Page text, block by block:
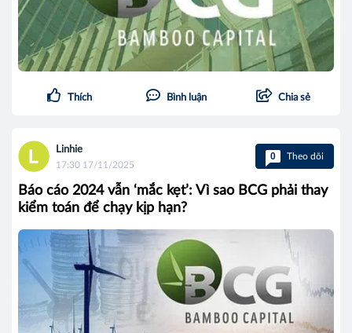
Thích Bình luận Chia sẻ
Linhie
17:30 17/11/2025
0 Theo dõi
Báo cáo 2024 vẫn ‘mắc kẹt’: Vì sao BCG phải thay
kiểm toán để chạy kịp hạn?